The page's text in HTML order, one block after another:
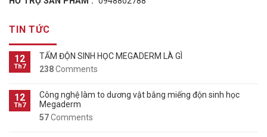
TIN TỨC
12
Th7
TẤM ĐỘN SINH HỌC MEGADERM LÀ GÌ
238Comments
12
Th7
Công nghệ làm to dương vật bằng miếng độn sinh học
Megaderm
57Comments